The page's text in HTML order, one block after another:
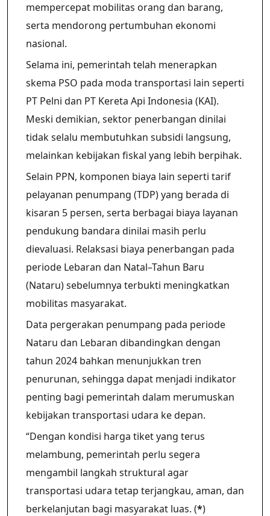
mempercepat mobilitas orang dan barang,
serta mendorong pertumbuhan ekonomi
nasional.
Selama ini, pemerintah telah menerapkan
skema PSO pada moda transportasi lain seperti
PT Pelni dan PT Kereta Api Indonesia (KAI).
Meski demikian, sektor penerbangan dinilai
tidak selalu membutuhkan subsidi langsung,
melainkan kebijakan fiskal yang lebih berpihak.
Selain PPN, komponen biaya lain seperti tarif
pelayanan penumpang (TDP) yang berada di
kisaran 5 persen, serta berbagai biaya layanan
pendukung bandara dinilai masih perlu
dievaluasi. Relaksasi biaya penerbangan pada
periode Lebaran dan Natal–Tahun Baru
(Nataru) sebelumnya terbukti meningkatkan
mobilitas masyarakat.
Data pergerakan penumpang pada periode
Nataru dan Lebaran dibandingkan dengan
tahun 2024 bahkan menunjukkan tren
penurunan, sehingga dapat menjadi indikator
penting bagi pemerintah dalam merumuskan
kebijakan transportasi udara ke depan.
“Dengan kondisi harga tiket yang terus
melambung, pemerintah perlu segera
mengambil langkah struktural agar
transportasi udara tetap terjangkau, aman, dan
berkelanjutan bagi masyarakat luas. (*)